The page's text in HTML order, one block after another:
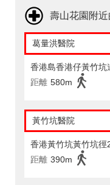
壽山花園附近
葛量洪醫院
香港島香港仔黃竹坑
距離 580m
黃竹坑醫院
香港黃竹坑黃竹坑徑
距離 390m